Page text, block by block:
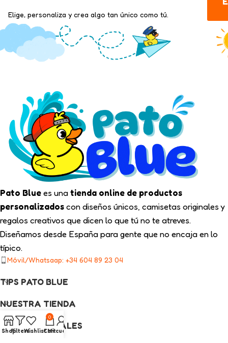
Elige, personaliza y crea algo tan único como tú.
Pato Bluees unatienda online de productos
personalizadoscon diseños únicos, camisetas originales y
regalos creativos que dicen lo que tú no te atreves.
Diseñamos desde España para gente que no encaja en lo
típico.
Móvil/Whatsaap: +34 604 89 23 04
TIPS PATO BLUE
NUESTRA TIENDA
ENLACES LEGALES
ShopFiltersWishlist
0
Cart
Mi cuenta